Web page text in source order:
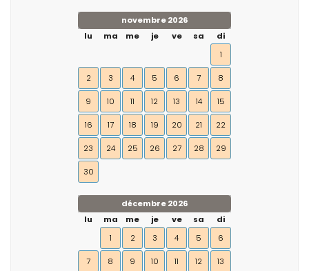
novembre 2026
lu
ma me je ve sa
di
1
2 3 4 5 6 7 8
9 10 11 12 13 14 15
16 17 18 19 20 21 22
23 24 25 26 27 28 29
30
décembre 2026
lu
ma me je ve sa
di
1
2 3 4 5 6
7 8 9 10 11 12 13